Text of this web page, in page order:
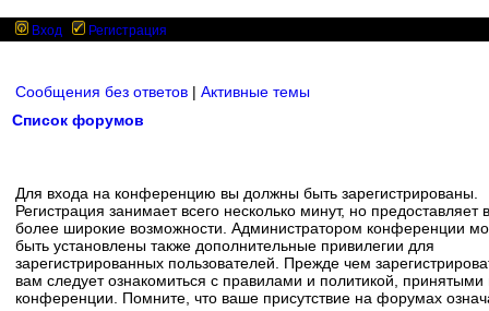
Вход Регистрация
Сообщения без ответов | Активные темы
Список форумов
Для входа на конференцию вы должны быть зарегистрированы.
Регистрация занимает всего несколько минут, но предоставляет
более широкие возможности. Администратором конференции
быть установлены также дополнительные привилегии для
зарегистрированных пользователей. Прежде чем
вам следует ознакомиться с правилами и политикой, принятыми
конференции. Помните, что ваше присутствие на форумах